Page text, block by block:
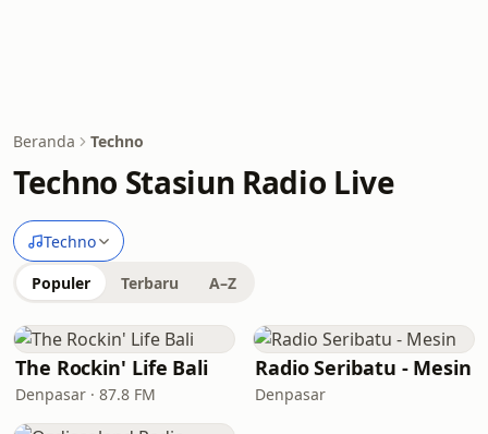
Beranda Techno
Techno Stasiun Radio Live
Techno
Populer Terbaru A–Z
The Rockin' Life Bali
Denpasar · 87.8 FM
Radio Seribatu - Mesin
Denpasar